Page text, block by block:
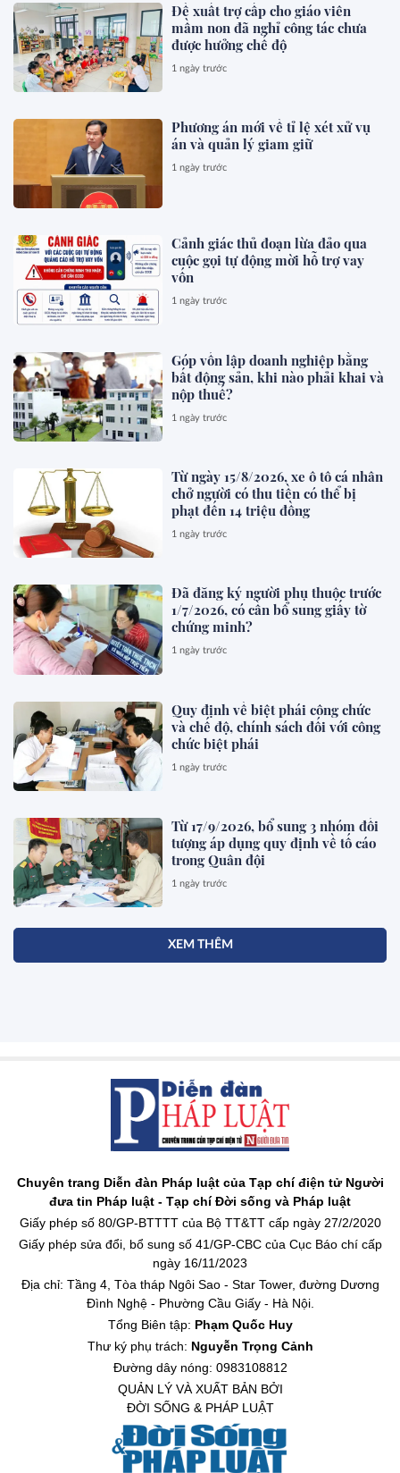
Đề xuất trợ cấp cho giáo viên
mầm non đã nghỉ công tác chưa
được hưởng chế độ
1 ngày trước
Phương án mới về tỉ lệ xét xử vụ
án và quản lý giam giữ
1 ngày trước
Cảnh giác thủ đoạn lừa đảo qua
cuộc gọi tự động mời hỗ trợ vay
vốn
1 ngày trước
Góp vốn lập doanh nghiệp bằng
bất động sản, khi nào phải khai và
nộp thuế?
1 ngày trước
Từ ngày 15/8/2026, xe ô tô cá nhân
chở người có thu tiền có thể bị
phạt đến 14 triệu đồng
1 ngày trước
Đã đăng ký người phụ thuộc trước
1/7/2026, có cần bổ sung giấy tờ
chứng minh?
1 ngày trước
Quy định về biệt phái công chức
và chế độ, chính sách đối với công
chức biệt phái
1 ngày trước
Từ 17/9/2026, bổ sung 3 nhóm đối
tượng áp dụng quy định về tố cáo
trong Quân đội
1 ngày trước
XEM THÊM
Chuyên trang Diễn đàn Pháp luật của Tạp chí điện tử Người
đưa tin Pháp luật - Tạp chí Đời sống và Pháp luật
Giấy phép số 80/GP-BTTTT của Bộ TT&TT cấp ngày 27/2/2020
Giấy phép sửa đổi, bổ sung số 41/GP-CBC của Cục Báo chí cấp
ngày 16/11/2023
Địa chỉ: Tầng 4, Tòa tháp Ngôi Sao - Star Tower, đường Dương
Đình Nghệ - Phường Cầu Giấy - Hà Nội.
Tổng Biên tập: Phạm Quốc Huy
Thư ký phụ trách: Nguyễn Trọng Cảnh
Đường dây nóng: 0983108812
QUẢN LÝ VÀ XUẤT BẢN BỞI
ĐỜI SỐNG & PHÁP LUẬT